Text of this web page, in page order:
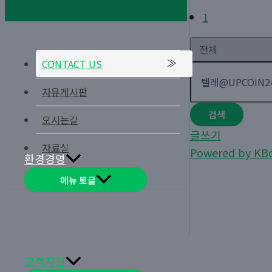
환경경영
메뉴 토글
고객지원
CONTACT US
자유게시판
오시는길
자료실
1
검색
글쓰기
Powered by